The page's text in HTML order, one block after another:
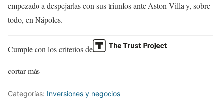
empezado a despejarlas con sus triunfos ante Aston Villa y, sobre
todo, en Nápoles.
Cumple con los criterios de
cortar más
Categorías: Inversiones y negocios